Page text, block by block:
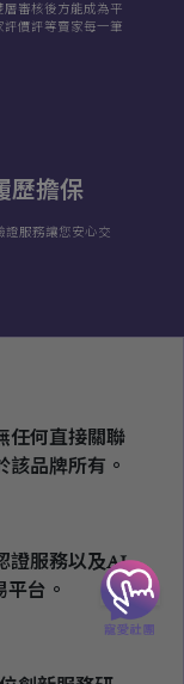
審核後方能成為平
價評等賣家每一筆
歷擔保
證服務讓您安心交
任何直接關聯
該品牌所有。
證服務以及AI
台。